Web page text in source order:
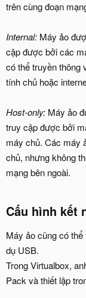
trên cùng đoạn
Internal: Máy ảo
cập được bởi các
có thể truyền thông
tính chủ hoặc
Host-only: Máy ảo
truy cập được bởi
máy chủ. Các máy
chủ, nhưng không
mạng bên ngoài.
Cấu hình kết
Máy ảo cũng có
dụ USB.
Trong Virtualbox,
Pack và thiết lập